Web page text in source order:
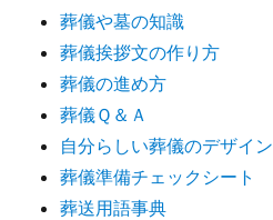
葬儀や墓の知識
葬儀挨拶文の作り方
葬儀の進め方
葬儀Ｑ＆Ａ
自分らしい葬儀のデザイン
葬儀準備チェックシート
葬送用語事典